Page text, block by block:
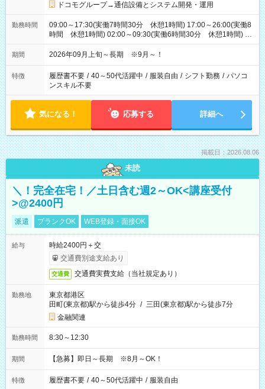
ドコモグループ→通信設備とシステム開発・運用
勤務時間
09:00～17:30(実働7時間30分 休憩1時間) 17:00～26:00(実働8
時間 休憩1時間) 02:00～09:30(実働6時間30分 休憩1時間) ※
日勤は就業時間1/夜勤は就業時間2.3を連続で行って頂きます
期間 2026年09月上旬～長期 ※9月～！
特徴 履歴書不要 / 40～50代活躍中 / 服装自由 / シフト勤務 / パソコ
ンスキル不要
気になる！ 応募する 詳細へ
掲載日：2026.08.06
未読
＼！完全在宅！／土日含む週2～OK<講座受付
>@2400円
派遣 ブランクOK WEB登録・面接OK
給与
時給2400円＋交
交通費別途支給あり
交通費 交通費実費支給（当社規定あり）
勤務地
東京都港区
田町(東京都)駅から徒歩4分 / 三田(東京都)駅から徒歩7分
金融関連
勤務時間 8:30～12:30
期間 【急募】即日～長期 ※8月～OK！
特徴 履歴書不要 / 40～50代活躍中 / 服装自由